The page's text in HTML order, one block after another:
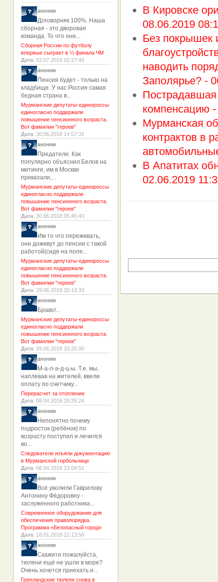
В Кировске
08.06.2019
Без покрышек
наводить
Заполярье? -
компенсацию
Мурманская
контрактов в
В Апатитах
02.06.2019
аноним
Договорняк 100%. Наша
сборная - это дворовая
команда. То что они...
Сборная России по футболу
впервые сыграет в ¼ финала ЧМ
Дата: 02.07.2018 02:27:49
аноним
Пенсия будет - только на
кладбище. У нас Россия самая
бедная страна в...
Мурманские депутаты-единороссы
единогласно поддержали
повышение пенсионного возраста.
Вот фамилии "героев"
Дата: 30.06.2018 14:57:31
аноним
Предатели. Как
популярно объяснил Белов на
митинге, им в Москве
приказали,...
Мурманские депутаты-единороссы
единогласно поддержали
повышение пенсионного возраста.
Вот фамилии "героев"
Дата: 30.06.2018 05:45:43
аноним
Им то что переживать,
они доживут до пенсии с такой
работой(сидя на попе...
Мурманские депутаты-единороссы
единогласно поддержали
повышение пенсионного возраста.
Вот фамилии "героев"
Дата: 29.06.2018 20:13:33
аноним
Браво!...
Мурманские депутаты-единороссы
единогласно поддержали
повышение пенсионного возраста.
Вот фамилии "героев"
Дата: 29.06.2018 10:25:00
аноним
М-а-л-а-д-ц-ы. Т.е. мы,
наплевав на жителей, ввели
оплату по счетчику...
Перерасчет за отопление
Дата: 08.04.2018 20:35:24
аноним
Непонятно почему
подросток (ребёнок) по
возрасту поступил и лечился
во...
Следователи изъяли документацию
в Мурманской горбольнице
Дата: 06.04.2018 23:04:51
аноним
Всё уволили Гаврилову
Антонину Фёдоровну -
заслуженного работника...
Современное оборудование для
обеспечения правопорядка.
Программа «Безопасный город»
Дата: 18.01.2018 22:13:56
аноним
Скажите пожалуйста,
тюлени ещё не ушли в море?
Очень хочется приехать и...
Гренландские тюлени снова в